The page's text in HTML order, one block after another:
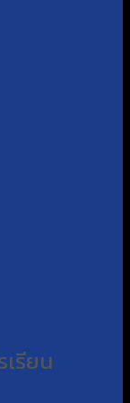
รียน